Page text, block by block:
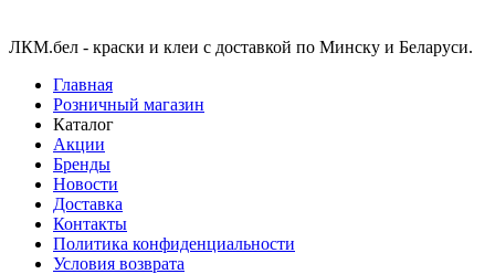
ЛКМ.бел - краски и клеи с доставкой по Минску и Беларуси.
Главная
Розничный магазин
Каталог
Акции
Бренды
Новости
Доставка
Контакты
Политика конфиденциальности
Условия возврата